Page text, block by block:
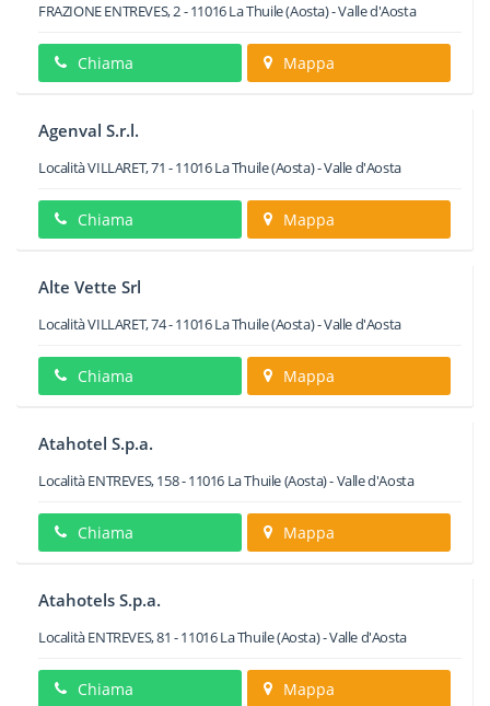
FRAZIONE ENTREVES, 2-11016La Thuile(Aosta) -Valle d'Aosta
Chiama Mappa
Agenval S.r.l.
Località VILLARET, 71 -11016La Thuile(Aosta) -Valle d'Aosta
Chiama Mappa
Alte Vette Srl
Località VILLARET, 74-11016La Thuile(Aosta) -Valle d'Aosta
Chiama Mappa
Atahotel S.p.a.
Località ENTREVES, 158-11016 La Thuile(Aosta) -Valle d'Aosta
Chiama Mappa
Atahotels S.p.a.
Località ENTREVES, 81 -11016La Thuile(Aosta) -Valle d'Aosta
Chiama Mappa